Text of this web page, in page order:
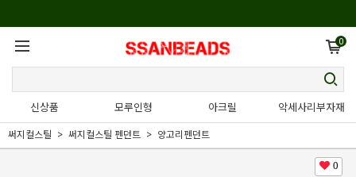
0
신상품 모루인형 아크릴 악세사리부자재
써지컬스틸 써지컬스틸 펜던트 양고리펜던트
0